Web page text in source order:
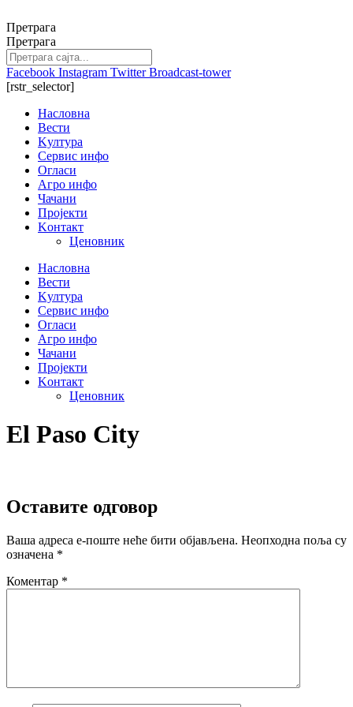
на
садржај
Претрага
Претрага
Facebook Instagram Twitter Broadcast-tower
[rstr_selector]
Насловна
Вести
Kултура
Сервис инфо
Огласи
Агро инфо
Чачани
Пројекти
Kонтакт
Ценовник
Насловна
Вести
Kултура
Сервис инфо
Огласи
Агро инфо
Чачани
Пројекти
Kонтакт
Ценовник
El Paso City
Оставите одговор
Ваша адреса е-поште неће бити објављена. Неопходна поља су
означена *
Коментар *